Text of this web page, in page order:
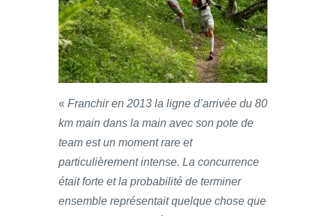
« Franchir en 2013 la ligne d’arrivée du 80
km main dans la main avec son pote de
team est un moment rare et
particulièrement intense. La concurrence
était forte et la probabilité de terminer
ensemble représentait quelque chose que